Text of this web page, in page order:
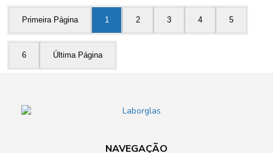
Primeira Página 1 2 3 4 5
6 Última Página
NAVEGAÇÃO